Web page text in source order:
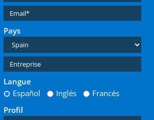
Tel:(+34) 91 616 60 00
Email:info@hersill.com
Pays
Langue
Español
Inglés
Francés
Profil